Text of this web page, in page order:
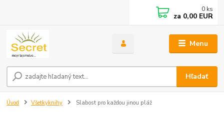
Menu
Hľadať
0 ks
za 0,00 EUR
Úvod Všetkyknihy Slabost pro každou jinou pláž